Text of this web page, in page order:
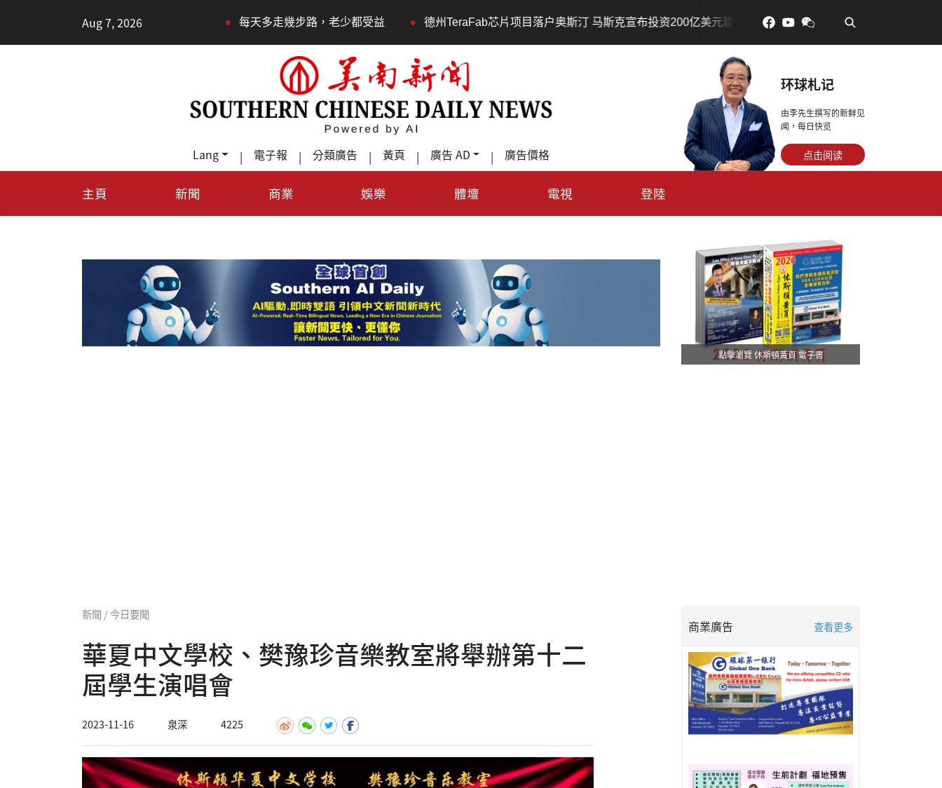
Aug 7, 2026
• 每天多走幾步路，老少都受益 • 德州TeraFab芯片项目落户奥斯汀 马斯克宣布投资200亿美元建设AI芯片制造基地 吃對了更年輕：花青素如何守住細
Lang | 電子報 | 分類廣告 | 黃頁 | 廣告 AD | 廣告價格
环球札记
由李先生撰写的新鲜见
闻，每日快览
点击阅读
主頁 新聞 商業 娛樂 體壇 電視 登陸
點擊瀏覽 休斯頓黃頁 電子書
新聞 / 今日要聞
華夏中文學校、樊豫珍音樂教室將舉辦第十二
屆學生演唱會
2023-11-16 泉深 4225
商業廣告 查看更多